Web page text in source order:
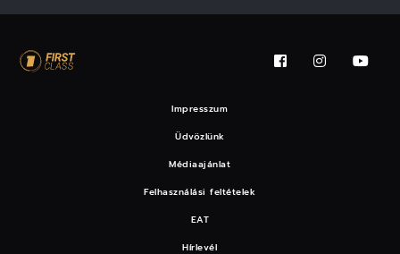
Impresszum
Üdvözlünk
Médiaajánlat
Felhasználási feltételek
EAT
Hírlevél